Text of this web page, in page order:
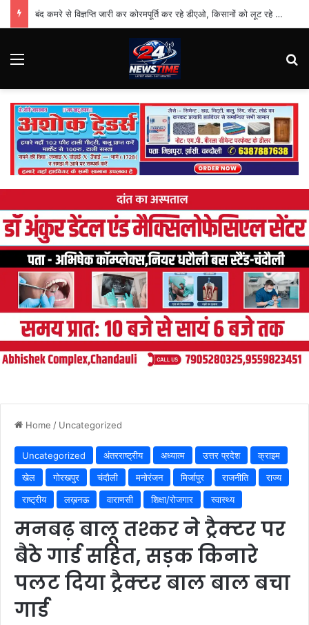
बंद कमरे से विज्ञप्ति जारी कर कोरमपूर्ति कर रहे डीएओ, किसानों को लूट रहे निजी दुकानदार
Menu
Home / Uncategorized
Uncategorized अंतरराष्ट्रीय अध्यात्म उत्तर प्रदेश
क्राइम
खेल
गोरखपुर चंदौली मनोरंजन मिर्जापुर राजनीति
राज्य
राष्ट्रीय
लख़नऊ वाराणसी शिक्षा/रोजगार स्वास्थ्य
मनबढ़ बालू तश्कर ने ट्रैक्टर पर
बैठे गार्ड सहित, सड़क किनारे
पलट दिया ट्रैक्टर बाल बाल बचा
गार्ड